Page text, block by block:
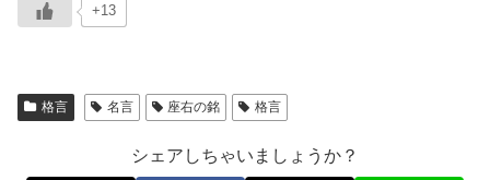
+13
格言 名言 座右の銘 格言
シェアしちゃいましょうか？